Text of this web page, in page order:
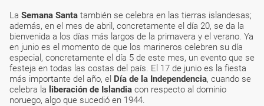
La Semana Santa también se celebra en las tierras islandesas;
además, en el mes de abril, concretamente el día 20, se da la
bienvenida a los días más largos de la primavera y el verano. Ya
en junio es el momento de que los marineros celebren su día
especial, concretamente el día 5 de este mes, un evento que se
festeja en todas las costas del país. El 17 de junio es la fiesta
más importante del año, el Día de la Independencia, cuando se
celebra la liberación de Islandia con respecto al dominio
noruego, algo que sucedió en 1944.